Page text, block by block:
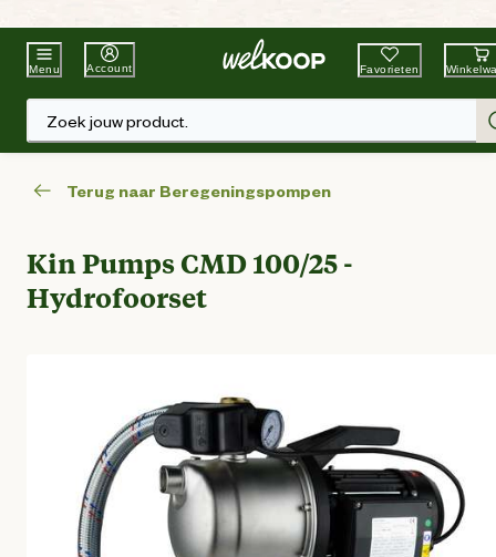
Beste WinkelketenTuin & Dier
Menu Account Favorieten
Zoek jouw product.
Terug naar Beregeningspompen
Kin Pumps CMD 100/25 -
Hydrofoorset